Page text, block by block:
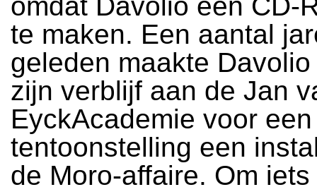
te maken. Een aantal
geleden maakte
zijn verblijf aan de Jan
EyckAcademie voor een
tentoonstelling een
de Moro-affaire. Om